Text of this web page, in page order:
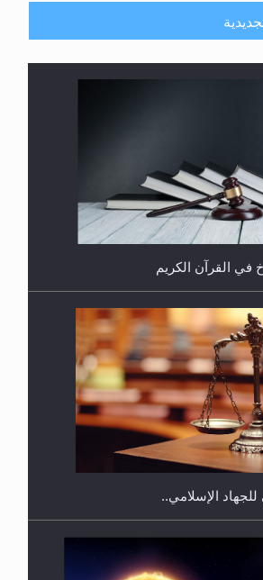
وفق السنة الميلادية أو الهجرية؟
كوافير نسائي للمحجبات وغير
في القرآن الكريم
للجهاد الإسلامي..